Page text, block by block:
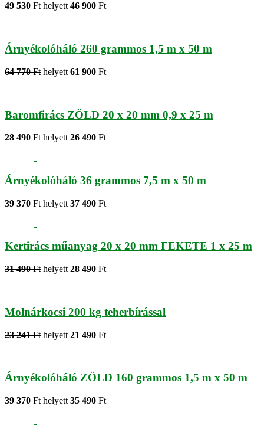
49 530 Fthelyett46 900 Ft
Árnyékolóháló 260 grammos 1,5 m x 50 m
64 770 Ft helyett 61 900 Ft
Baromfirács ZÖLD 20 x 20 mm 0,9 x 25 m
28 490 Ft helyett 26 490 Ft
Árnyékolóháló 36 grammos 7,5 m x 50 m
39 370 Ft helyett 37 490 Ft
Kertirács műanyag 20 x 20 mm FEKETE 1 x 25 m
31 490 Ft helyett 28 490 Ft
Molnárkocsi 200 kg teherbírással
23 241 Ft helyett 21 490 Ft
Árnyékolóháló ZÖLD 160 grammos 1,5 m x 50 m
39 370 Ft helyett 35 490 Ft